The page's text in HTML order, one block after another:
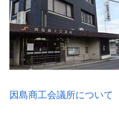
因島商工会議所について